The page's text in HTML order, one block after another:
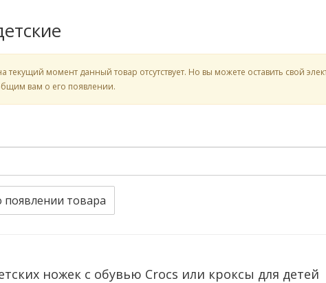
текущий момент данный товар отсутствует. Но вы можете оставить свой
вам о его появлении.
товара
ножек с обувью Crocs или кроксы для детей